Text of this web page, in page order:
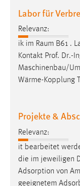
Labor für
Relevanz:
ik im Raum B61 .
Kontakt Prof. Dr.-
Maschinenbau/
Wärme-Kopplung
Projekte &
Relevanz:
it bearbeitet
die im jeweiligen
Adsorption von
geeignetem